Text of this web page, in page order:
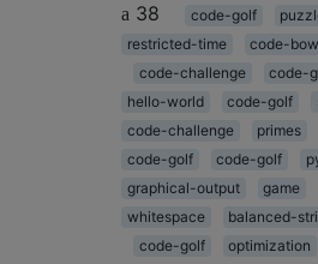
38
code-golf
restricted-time
code-
code-challenge
code-
hello-world
code-golf
code-challenge
primes
code-golf
code-golf
graphical-output
game
whitespace
balanced-
code-golf
optimization